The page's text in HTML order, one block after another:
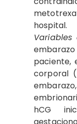
hospital.
Variables
paciente,
corporal
hCG